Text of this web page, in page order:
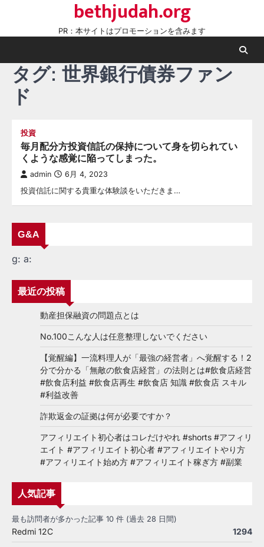
content
bethjudah.org
PR：本サイトはプロモーションを含みます
タグ: 世界銀行債券ファン
ド
投資
毎月配分方投資信託の保持について身を切られてい
くような感覚に陥ってしまった。
admin 6月 4, 2023
投資信託に関する貴重な体験談をいただきま…
G&A
g: a:
最近の投稿
動産担保融資の問題点とは
No.100こんな人は任意整理しないでください
【覚醒編】一流料理人が「最強の経営者」へ覚醒する！2
分で分かる「無敵の飲食店経営」の法則とは#飲食店経営
#飲食店利益 #飲食店再生 #飲食店 知識 #飲食店 スキル
#利益改善
詐欺返金の証拠は何が必要ですか？
アフィリエイト初心者はコレだけやれ #shorts #アフィリ
エイト #アフィリエイト初心者 #アフィリエイトやり方
#アフィリエイト始め方 #アフィリエイト稼ぎ方 #副業
人気記事
最も訪問者が多かった記事 10 件 (過去 28 日間)
Redmi 12C 1294